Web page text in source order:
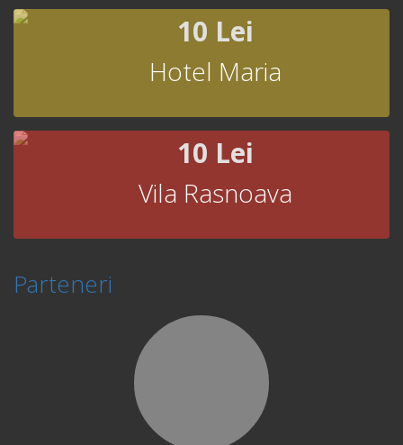
10 Lei
Hotel Maria
10 Lei
Vila Rasnoava
Parteneri